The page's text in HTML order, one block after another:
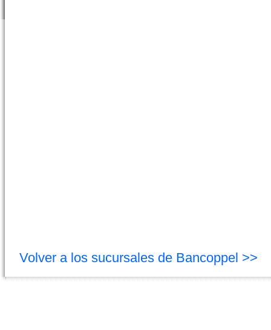
Volver a los sucursales de Bancoppel >>